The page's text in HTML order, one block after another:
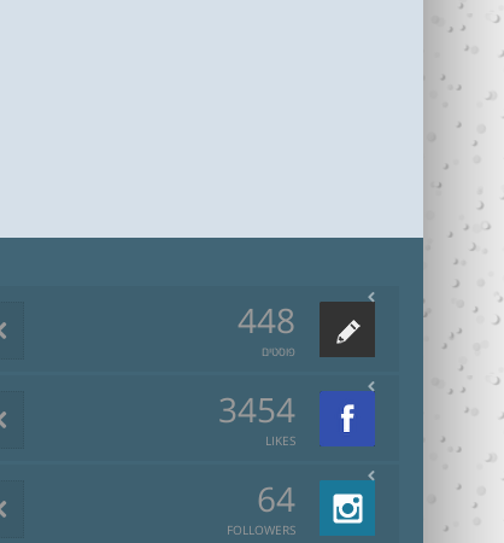
448
פוסטים
3454
LIKES
64
FOLLOWERS